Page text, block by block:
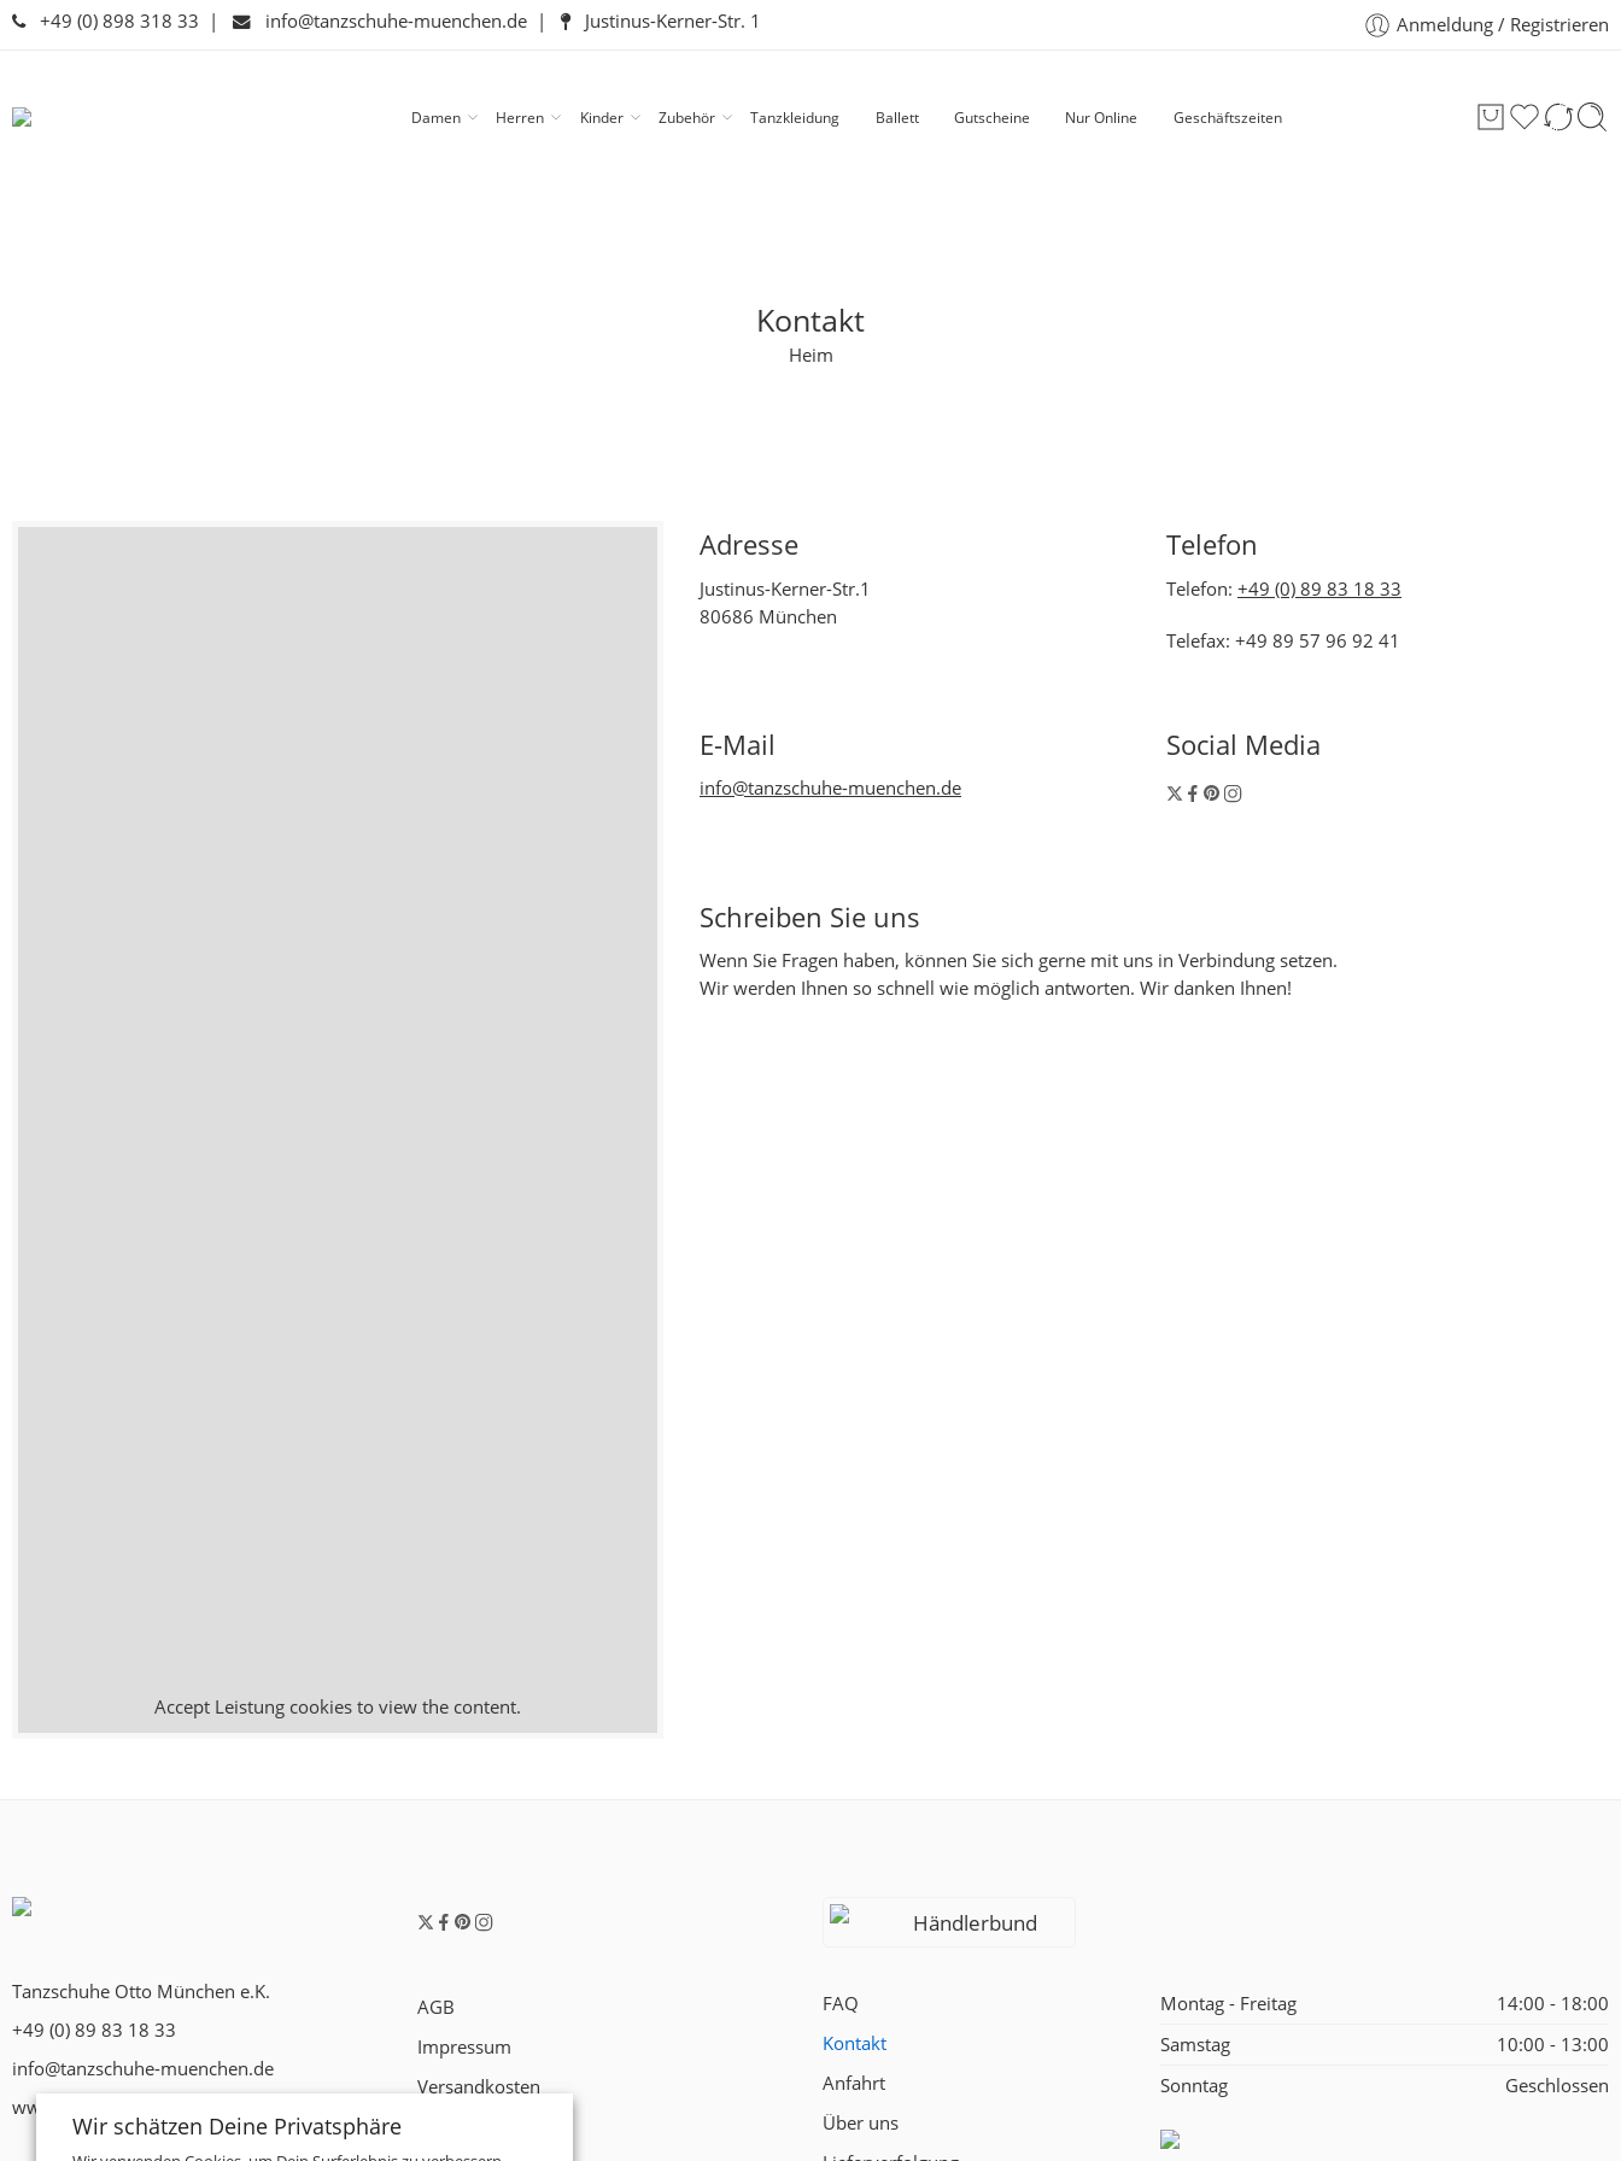
+49 (0) 898 318 33 | info@tanzschuhe-muenchen.de | Justinus-Kerner-Str. 1 Anmeldung / Registrieren
Damen Herren Kinder Zubehör Tanzkleidung Ballett Gutscheine Nur Online Geschäftszeiten
Kontakt
Heim
Accept Leistungcookies to view the content.
Adresse
Justinus-Kerner-Str.1
80686 München
Telefon
Telefon: +49 (0) 89 83 18 33
Telefax: +49 89 57 96 92 41
E-Mail
info@tanzschuhe-muenchen.de
Social Media
Schreiben Sie uns
Wenn Sie Fragen haben, können Sie sich gerne mit uns in Verbindung setzen.
Wir werden Ihnen so schnell wie möglich antworten. Wir danken Ihnen!
Tanzschuhe Otto München e.K.
+49 (0) 89 83 18 33
info@tanzschuhe-muenchen.de
www.tanzschuhe-muenchen.de
AGB
Impressum
Versandkosten
Händlerbund
FAQ
Kontakt
Anfahrt
Über uns
Montag - Freitag
14:00 - 18:00
Samstag
10:00 - 13:00
Sonntag
Geschlossen
Wir schätzen Deine Privatsphäre